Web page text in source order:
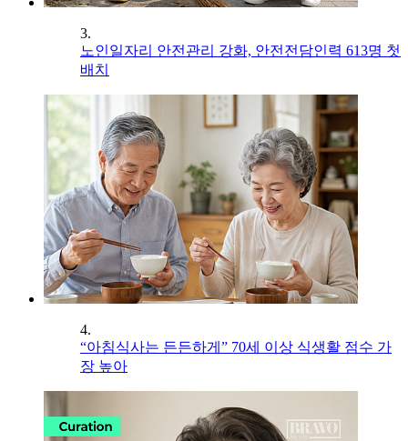
3.
노인일자리 안전관리 강화, 안전전담인력 613명 첫
배치
4.
“아침식사는 든든하게” 70세 이상 식생활 점수 가
장 높아